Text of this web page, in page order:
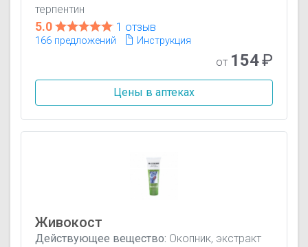
терпентин
5.0 1 отзыв
166 предложений Инструкция
от 154₽
Цены в аптеках
Живокост
Действующее вещество: Окопник, экстракт